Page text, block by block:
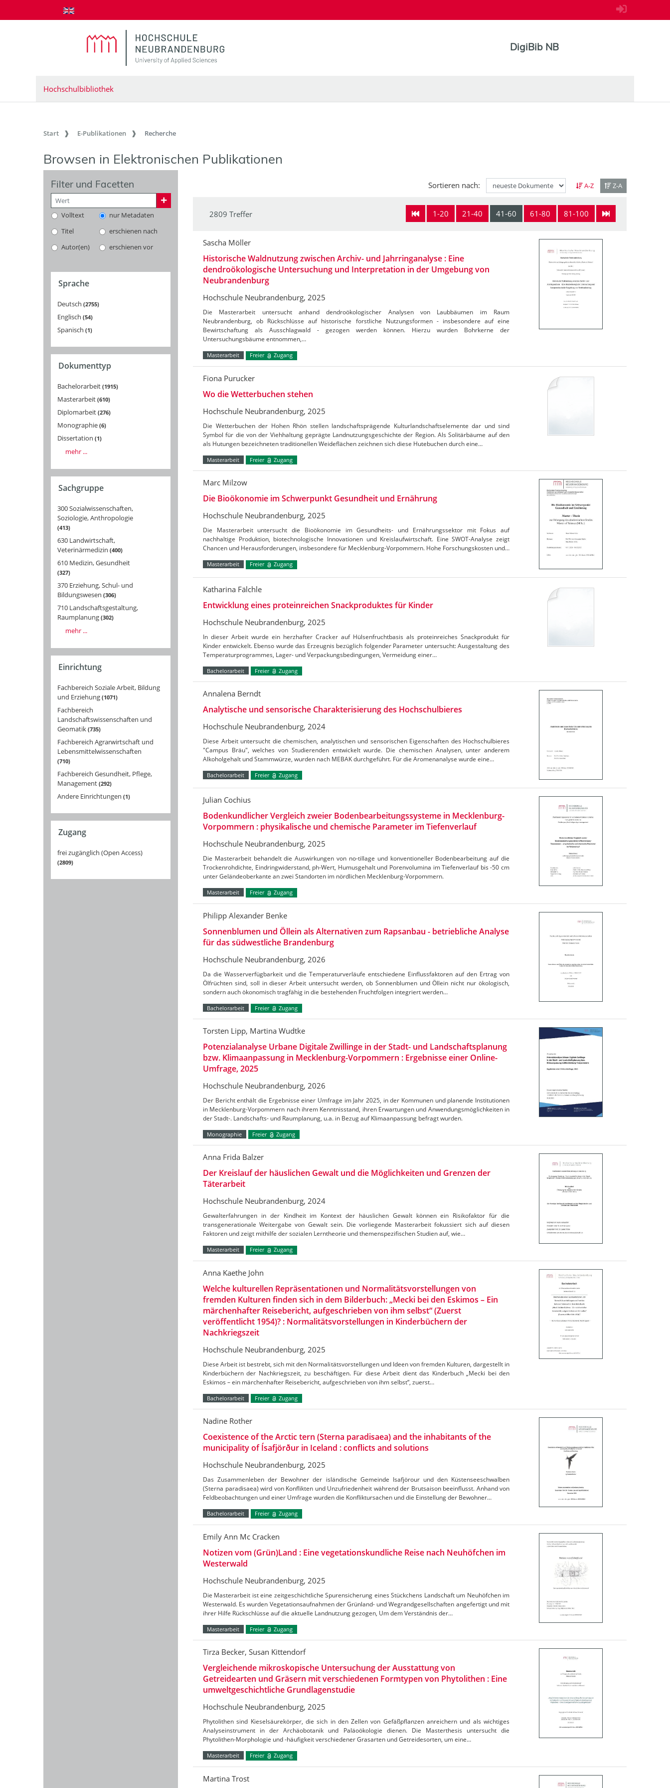
zum Inhalt springen
DigiBib NB
Hochschulbibliothek
Start E-Publikationen Recherche
Browsen in Elektronischen Publikationen
Filter und Facetten
Volltext
nur Metadaten
Titel
erschienen nach
Autor(en)
erschienen vor
Sprache
Deutsch 2755
Englisch 54
Spanisch 1
Dokumenttyp
Bachelorarbeit 1915
Masterarbeit 610
Diplomarbeit 276
Monographie 6
Dissertation 1
mehr ...
Sachgruppe
300 Sozialwissenschaften,
Soziologie, Anthropologie
413
630 Landwirtschaft,
Veterinärmedizin 400
610 Medizin, Gesundheit
327
370 Erziehung, Schul- und
Bildungswesen 306
710 Landschaftsgestaltung,
Raumplanung 302
mehr ...
Einrichtung
Fachbereich Soziale Arbeit, Bildung
und Erziehung 1071
Fachbereich
Landschaftswissenschaften und
Geomatik 735
Fachbereich Agrarwirtschaft und
Lebensmittelwissenschaften
710
Fachbereich Gesundheit, Pflege,
Management 292
Andere Einrichtungen 1
Zugang
frei zugänglich (Open Access)
2809
Sortieren nach: A-Z Z-A
1-20 21-40 41-60 61-80 81-100
2809 Treffer
Sascha Möller
Historische Waldnutzung zwischen Archiv- und Jahrringanalyse : Eine
dendroökologische Untersuchung und Interpretation in der Umgebung von
Neubrandenburg
Hochschule Neubrandenburg, 2025
Die Masterarbeit untersucht anhand dendroökologischer Analysen von Laubbäumen im Raum
Neubrandenburg, ob Rückschlüsse auf historische forstliche Nutzungsformen - insbesondere auf eine
Bewirtschaftung als Ausschlagwald - gezogen werden können. Hierzu wurden Bohrkerne der
Untersuchungsbäume entnommen,…
Masterarbeit Freier Zugang
Fiona Purucker
Wo die Wetterbuchen stehen
Hochschule Neubrandenburg, 2025
Die Wetterbuchen der Hohen Rhön stellen landschaftsprägende Kulturlandschaftselemente dar und sind
Symbol für die von der Viehhaltung geprägte Landnutzungsgeschichte der Region. Als Solitärbäume auf den
als Hutungen bezeichneten traditionellen Weideflächen zeichnen sich diese Hutebuchen durch eine…
Masterarbeit Freier Zugang
Marc Milzow
Die Bioökonomie im Schwerpunkt Gesundheit und Ernährung
Hochschule Neubrandenburg, 2025
Die Masterarbeit untersucht die Bioökonomie im Gesundheits- und Ernährungssektor mit Fokus auf
nachhaltige Produktion, biotechnologische Innovationen und Kreislaufwirtschaft. Eine SWOT-Analyse zeigt
Chancen und Herausforderungen, insbesondere für Mecklenburg-Vorpommern. Hohe Forschungskosten und…
Masterarbeit Freier Zugang
Katharina Fälchle
Entwicklung eines proteinreichen Snackproduktes für Kinder
Hochschule Neubrandenburg, 2025
In dieser Arbeit wurde ein herzhafter Cracker auf Hülsenfruchtbasis als proteinreiches Snackprodukt für
Kinder entwickelt. Ebenso wurde das Erzeugnis bezüglich folgender Parameter untersucht: Ausgestaltung des
Temperaturprogrammes, Lager- und Verpackungsbedingungen, Vermeidung einer…
Bachelorarbeit Freier Zugang
Annalena Berndt
Analytische und sensorische Charakterisierung des Hochschulbieres
Hochschule Neubrandenburg, 2024
Diese Arbeit untersucht die chemischen, analytischen und sensorischen Eigenschaften des Hochschulbieres
"Campus Bräu", welches von Studierenden entwickelt wurde. Die chemischen Analysen, unter anderem
Alkoholgehalt und Stammwürze, wurden nach MEBAK durchgeführt. Für die Aromenanalyse wurde eine…
Bachelorarbeit Freier Zugang
Julian Cochius
Bodenkundlicher Vergleich zweier Bodenbearbeitungssysteme in Mecklenburg-
Vorpommern : physikalische und chemische Parameter im Tiefenverlauf
Hochschule Neubrandenburg, 2025
Die Masterarbeit behandelt die Auswirkungen von no-tillage und konventioneller Bodenbearbeitung auf die
Trockenrohdichte, Eindringwiderstand, ph-Wert, Humusgehalt und Porenvolumina im Tiefenverlauf bis -50 cm
unter Geländeoberkante an zwei Standorten im nördlichen Mecklenburg-Vorpommern.
Masterarbeit Freier Zugang
Philipp Alexander Benke
Sonnenblumen und Öllein als Alternativen zum Rapsanbau - betriebliche Analyse
für das südwestliche Brandenburg
Hochschule Neubrandenburg, 2026
Da die Wasserverfügbarkeit und die Temperaturverläufe entschiedene Einflussfaktoren auf den Ertrag von
Ölfrüchten sind, soll in dieser Arbeit untersucht werden, ob Sonnenblumen und Öllein nicht nur ökologisch,
sondern auch ökonomisch tragfähig in die bestehenden Fruchtfolgen integriert werden…
Bachelorarbeit Freier Zugang
Torsten Lipp, Martina Wudtke
Potenzialanalyse Urbane Digitale Zwillinge in der Stadt- und Landschaftsplanung
bzw. Klimaanpassung in Mecklenburg-Vorpommern : Ergebnisse einer Online-
Umfrage, 2025
Hochschule Neubrandenburg, 2026
Der Bericht enthält die Ergebnisse einer Umfrage im Jahr 2025, in der Kommunen und planende Institutionen
in Mecklenburg-Vorpommern nach ihrem Kenntnisstand, ihren Erwartungen und Anwendungsmöglichkeiten in
der Stadt-. Landschafts- und Raumplanung, u.a. in Bezug auf Klimaanpassung befragt wurden.
Monographie Freier Zugang
Anna Frida Balzer
Der Kreislauf der häuslichen Gewalt und die Möglichkeiten und Grenzen der
Täterarbeit
Hochschule Neubrandenburg, 2024
Gewalterfahrungen in der Kindheit im Kontext der häuslichen Gewalt können ein Risikofaktor für die
transgenerationale Weitergabe von Gewalt sein. Die vorliegende Masterarbeit fokussiert sich auf diesen
Faktoren und zeigt mithilfe der sozialen Lerntheorie und themenspezifischen Studien auf, wie…
Masterarbeit Freier Zugang
Anna Kaethe John
Welche kulturellen Repräsentationen und Normalitätsvorstellungen von
fremden Kulturen finden sich in dem Bilderbuch: „Mecki bei den Eskimos – Ein
märchenhafter Reisebericht, aufgeschrieben von ihm selbst“ (Zuerst
veröffentlicht 1954)? : Normalitätsvorstellungen in Kinderbüchern der
Nachkriegszeit
Hochschule Neubrandenburg, 2025
Diese Arbeit ist bestrebt, sich mit den Normalitätsvorstellungen und Ideen von fremden Kulturen, dargestellt in
Kinderbüchern der Nachkriegszeit, zu beschäftigen. Für diese Arbeit dient das Kinderbuch „Mecki bei den
Eskimos – ein märchenhafter Reisebericht, aufgeschrieben von ihm selbst“, zuerst…
Bachelorarbeit Freier Zugang
Nadine Rother
Coexistence of the Arctic tern (Sterna paradisaea) and the inhabitants of the
municipality of Ísafjörður in Iceland : conflicts and solutions
Hochschule Neubrandenburg, 2025
Das Zusammenleben der Bewohner der isländische Gemeinde Isafjörour und den Küstenseeschwalben
(Sterna paradisaea) wird von Konflikten und Unzufriedenheit während der Brutsaison beeinflusst. Anhand von
Feldbeobachtungen und einer Umfrage wurden die Konfliktursachen und die Einstellung der Bewohner…
Bachelorarbeit Freier Zugang
Emily Ann Mc Cracken
Notizen vom (Grün)Land : Eine vegetationskundliche Reise nach Neuhöfchen im
Westerwald
Hochschule Neubrandenburg, 2025
Die Masterarbeit ist eine zeitgeschichtliche Spurensicherung eines Stückchens Landschaft um Neuhöfchen im
Westerwald. Es wurden Vegetationsaufnahmen der Grünland- und Wegrandgesellschaften angefertigt und mit
ihrer Hilfe Rückschlüsse auf die aktuelle Landnutzung gezogen, Um dem Verständnis der…
Masterarbeit Freier Zugang
Tirza Becker, Susan Kittendorf
Vergleichende mikroskopische Untersuchung der Ausstattung von
Getreidearten und Gräsern mit verschiedenen Formtypen von Phytolithen : Eine
umweltgeschichtliche Grundlagenstudie
Hochschule Neubrandenburg, 2025
Phytolithen sind Kieselsäurekörper, die sich in den Zellen von Gefäßpflanzen anreichern und als wichtiges
Analyseinstrument in der Archäobotanik und Paläoökologie dienen. Die Masterthesis untersucht die
Phytolithen-Morphologie und -häufigkeit verschiedener Grasarten und Getreidesorten, um eine…
Masterarbeit Freier Zugang
Martina Trost